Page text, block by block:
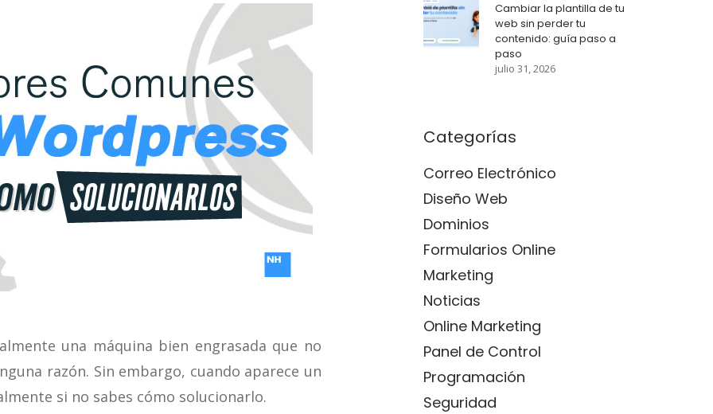
una máquina bien engrasada que no
razón. Sin embargo, cuando aparece un
si no sabes cómo solucionarlo.
Cambiar la plantilla de tu
web sin perder tu
contenido: guía paso a
paso
julio 31, 2026
Categorías
Correo Electrónico
Diseño Web
Dominios
Formularios Online
Marketing
Noticias
Online Marketing
Panel de Control
Programación
Seguridad